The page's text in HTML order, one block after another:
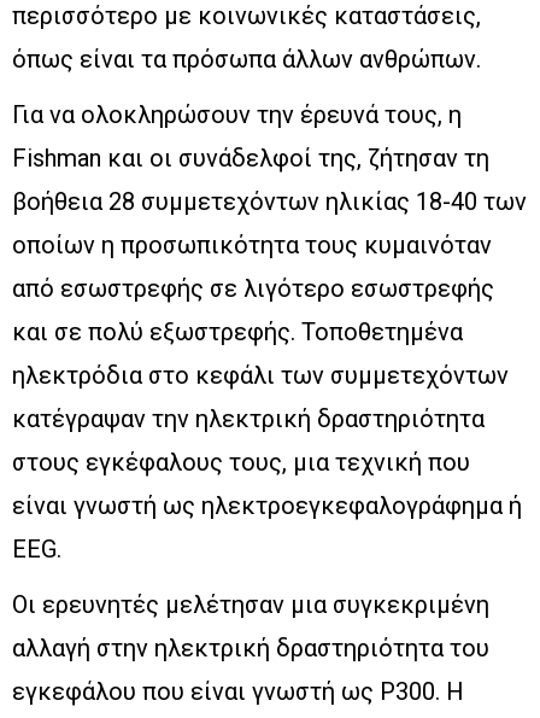
περισσότερο με κοινωνικές καταστάσεις,
όπως είναι τα πρόσωπα άλλων ανθρώπων.
Για να ολοκληρώσουν την έρευνά τους, η
Fishman και οι συνάδελφοί της, ζήτησαν τη
βοήθεια 28 συμμετεχόντων ηλικίας 18-40 των
οποίων η προσωπικότητα τους κυμαινόταν
από εσωστρεφής σε λιγότερο εσωστρεφής
και σε πολύ εξωστρεφής. Τοποθετημένα
ηλεκτρόδια στο κεφάλι των συμμετεχόντων
κατέγραψαν την ηλεκτρική δραστηριότητα
στους εγκέφαλους τους, μια τεχνική που
είναι γνωστή ως ηλεκτροεγκεφαλογράφημα ή
EEG.
Οι ερευνητές μελέτησαν μια συγκεκριμένη
αλλαγή στην ηλεκτρική δραστηριότητα του
εγκεφάλου που είναι γνωστή ως Ρ300. Η